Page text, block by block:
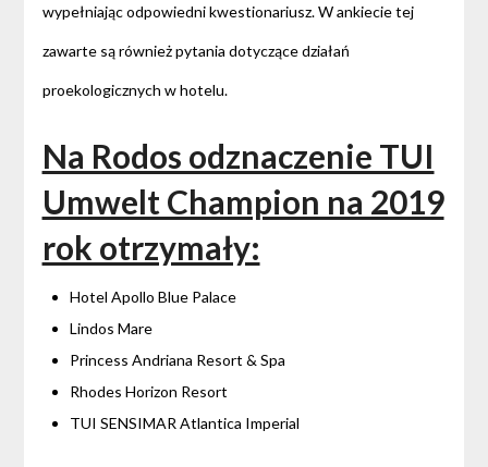
wypełniając odpowiedni kwestionariusz. W ankiecie tej
zawarte są również pytania dotyczące działań
proekologicznych w hotelu.
Na Rodos odznaczenie TUI
Umwelt Champion na 2019
rok otrzymały:
Hotel Apollo Blue Palace
Lindos Mare
Princess Andriana Resort & Spa
Rhodes Horizon Resort
TUI SENSIMAR Atlantica Imperial